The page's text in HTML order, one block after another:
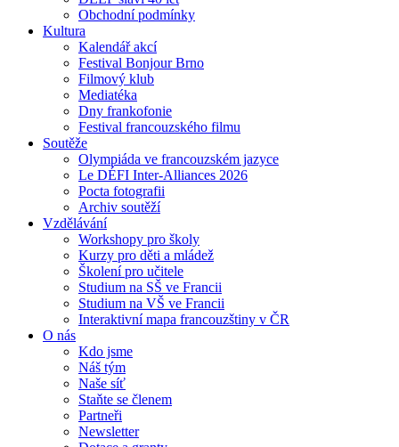
Obchodní podmínky
Kultura
Kalendář akcí
Festival Bonjour Brno
Filmový klub
Mediatéka
Dny frankofonie
Festival francouzského filmu
Soutěže
Olympiáda ve francouzském jazyce
Le DÉFI Inter-Alliances 2026
Pocta fotografii
Archiv soutěží
Vzdělávání
Workshopy pro školy
Kurzy pro děti a mládež
Školení pro učitele
Studium na SŠ ve Francii
Studium na VŠ ve Francii
Interaktivní mapa francouzštiny v ČR
O nás
Kdo jsme
Náš tým
Naše síť
Staňte se členem
Partneři
Newsletter